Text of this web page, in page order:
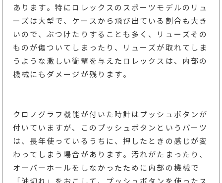
あります。特にロレックスのスポーツモデルのリュ
ーズは大型で、ケースから飛び出ている割合も大き
いので、ぶつけたりすることも多く、リューズその
ものが傷ついてしまったり、リューズが取れてしま
うような激しい衝撃を与えたロレックスは、内部の
機械にもダメージが残ります。
クロノグラフ機能が付いた時計はプッシュボタンが
付いていますが、このプッシュボタンというパーツ
は、長年使っているうちに、押したときの感じが変
わってしまう場合があります。汚れがたまったり、
オーバーホールをしなかったために内部の機械で